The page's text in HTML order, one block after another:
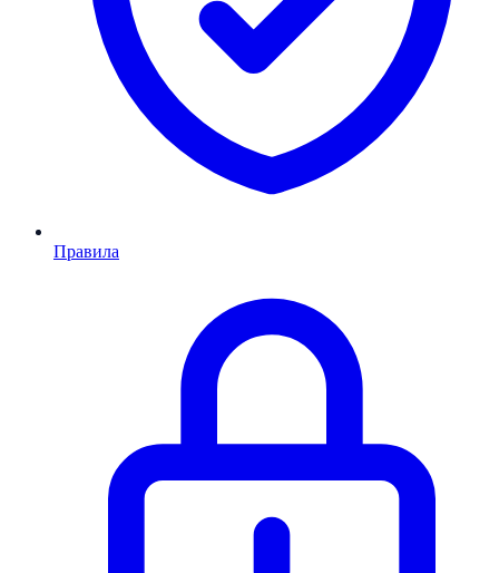
Правила